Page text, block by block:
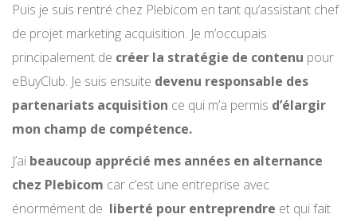
Puis je suis rentré chez Plebicom en tant qu’assistant chef
de projet marketing acquisition. Je m’occupais
principalement de créer la stratégie de contenu pour
eBuyClub. Je suis ensuite devenu responsable des
partenariats acquisition ce qui m’a permis d’élargir
mon champ de compétence.
J’ai beaucoup apprécié mes années en alternance
chez Plebicom car c’est une entreprise avec
énormément de liberté pour entreprendre et qui fait